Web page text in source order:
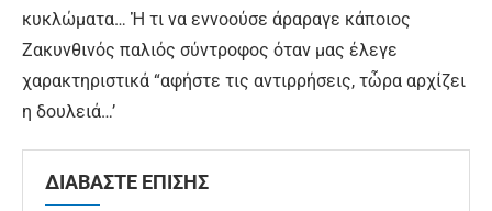
κυκλώματα… Ἡ τι να εννοούσε άραραγε κάποιος
Ζακυνθινός παλιός σύντροφος όταν µας έλεγε
χαρακτηριστικά “αφήστε τις αντιρρήσεις, τὦρα αρχίζει
η δουλειά…’
ΔΙΑΒΑΣΤΕ ΕΠΙΣΗΣ